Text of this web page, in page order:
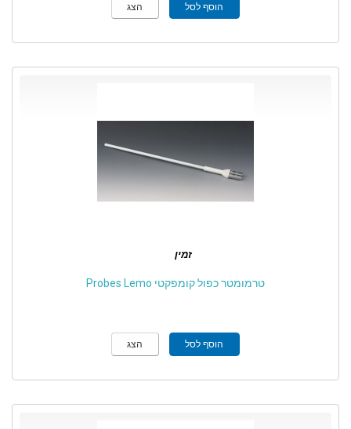
הוסף לסל הצג
זמין
טרמומטר כפול קומפקטי Probes Lemo
הוסף לסל הצג